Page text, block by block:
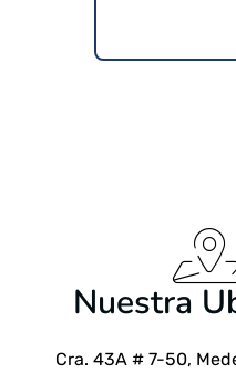
Nuestra
Cra. 43A # 7-50,